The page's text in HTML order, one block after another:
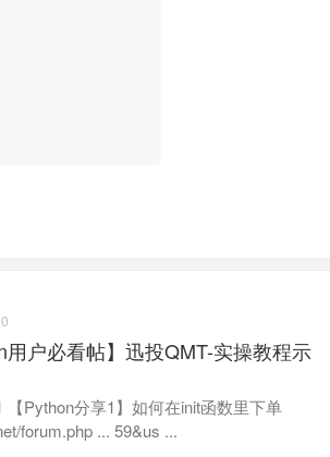
户必看帖】迅投QMT-实操教程示
【Python分享1】如何在init函数里下单
forum.php ... 59&us ...